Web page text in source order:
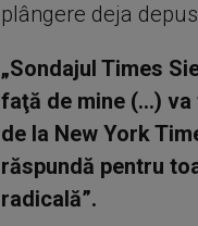
plângere deja
„Sondajul Times
faţă de mine (...)
de la New York
răspundă pentru
radicală”.